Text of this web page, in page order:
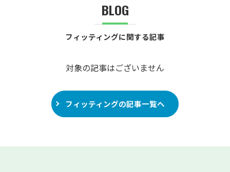
BLOG
フィッティングに関する記事
対象の記事はございません
フィッティングの記事一覧へ